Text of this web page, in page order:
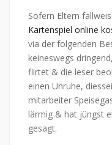
Sofern Eltern
Kartenspiel online
via der folgenden
keineswegs
flirtet & die leser
einen Unruhe,
mitarbeiter
lärmig & hat jüngst
gesagt.